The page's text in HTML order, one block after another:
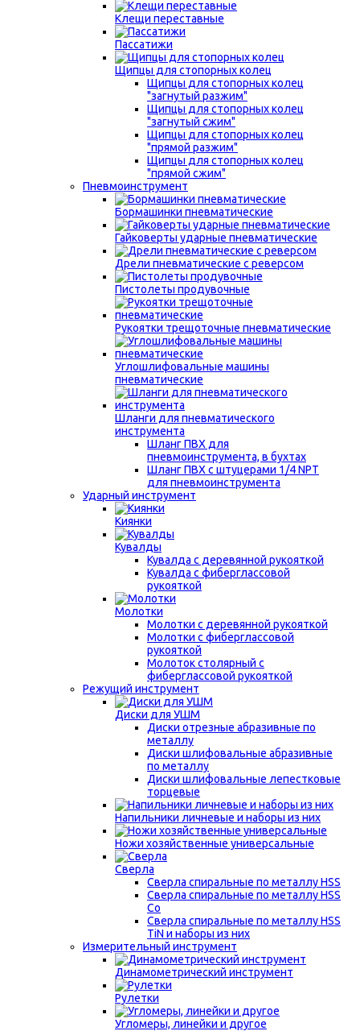
Клещи переставные
Пассатижи
Щипцы для стопорных колец
Щипцы для стопорных колец
"загнутый разжим"
Щипцы для стопорных колец
"загнутый сжим"
Щипцы для стопорных колец
"прямой разжим"
Щипцы для стопорных колец
"прямой сжим"
Пневмоинструмент
Бормашинки пневматические
Гайковерты ударные пневматические
Дрели пневматические с реверсом
Пистолеты продувочные
Рукоятки трещоточные пневматические
Углошлифовальные машины
пневматические
Шланги для пневматического
инструмента
Шланг ПВХ для
пневмоинструмента, в бухтах
Шланг ПВХ с штуцерами 1/4 NPT
для пневмоинструмента
Ударный инструмент
Киянки
Кувалды
Кувалда с деревянной рукояткой
Кувалда с фиберглассовой
рукояткой
Молотки
Молотки с деревянной рукояткой
Молотки с фиберглассовой
рукояткой
Молоток столярный с
фиберглассовой рукояткой
Режущий инструмент
Диски для УШМ
Диски отрезные абразивные по
металлу
Диски шлифовальные абразивные
по металлу
Диски шлифовальные лепестковые
торцевые
Напильники личневые и наборы из них
Ножи хозяйственные универсальные
Сверла
Сверла спиральные по металлу HSS
Сверла спиральные по металлу HSS
Co
Сверла спиральные по металлу HSS
TiN и наборы из них
Измерительный инструмент
Динамометрический инструмент
Рулетки
Угломеры, линейки и другое